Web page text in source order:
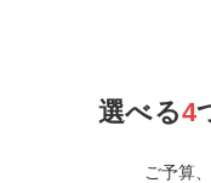
選べる4
ご予算